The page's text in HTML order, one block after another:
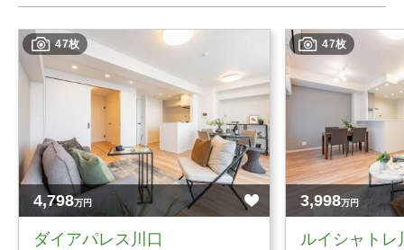
47枚
4,798万円
ダイアパレス川口
47枚
3,998万円
ルイシャトレ